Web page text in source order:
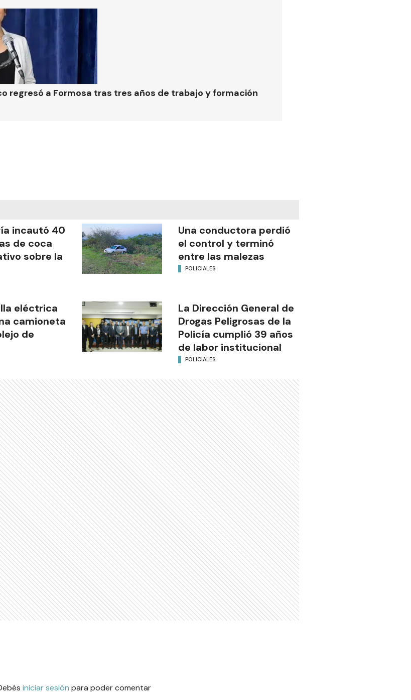
regresó a Formosa tras tres años de trabajo y formación
incautó 40
de coca
sobre la
Una conductora perdió
el control y terminó
entre las malezas
POLICIALES
eléctrica
camioneta
de
La Dirección General de
Drogas Peligrosas de la
Policía cumplió 39 años
de labor institucional
POLICIALES
iniciar sesión para poder comentar